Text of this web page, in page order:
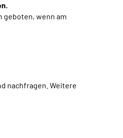
geboten, wenn am
nachfragen. Weitere